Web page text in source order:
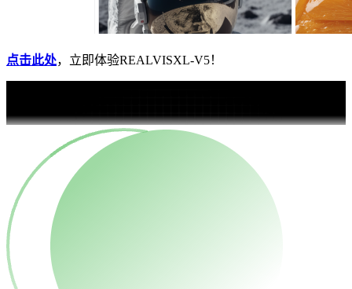
点击此处，立即体验REALVISXL-V5！